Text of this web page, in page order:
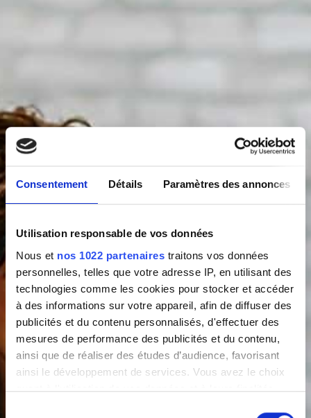
Consentement Détails Paramètres des annonces
Utilisation responsable de vos données
Nous et nos 1022 partenaires traitons vos données
personnelles, telles que votre adresse IP, en utilisant des
technologies comme les cookies pour stocker et accéder
à des informations sur votre appareil, afin de diffuser des
publicités et du contenu personnalisés, d'effectuer des
mesures de performance des publicités et du contenu,
ainsi que de réaliser des études d’audience, favorisant
ainsi le développement de services. Vous avez le choix
quant à l'utilisation de vos données et à leurs finalités.